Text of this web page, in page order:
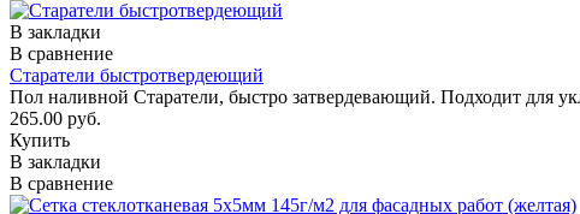
В закладки
В сравнение
Старатели быстротвердеющий
Пол наливной Старатели, быстро затвердевающий. Подходит для
265.00 руб.
Купить
В закладки
В сравнение